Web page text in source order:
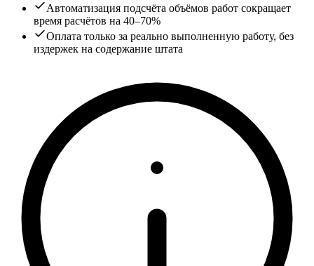
Автоматизация подсчёта объёмов работ сокращает
время расчётов на 40–70%
Оплата только за реально выполненную работу, без
издержек на содержание штата